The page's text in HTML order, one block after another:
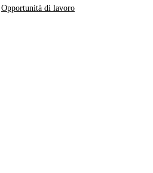
Opportunità di lavoro